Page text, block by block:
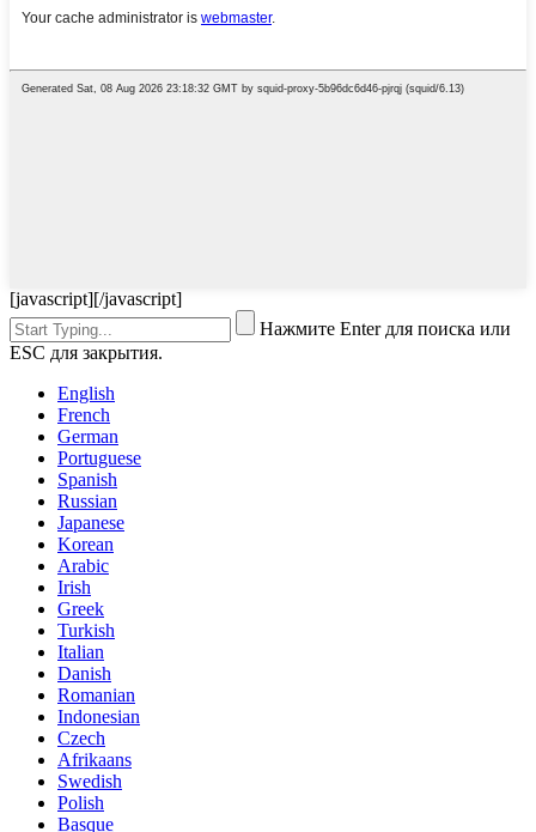
[javascript][/javascript]
Нажмите Enter для поиска или
ESC для закрытия.
English
French
German
Portuguese
Spanish
Russian
Japanese
Korean
Arabic
Irish
Greek
Turkish
Italian
Danish
Romanian
Indonesian
Czech
Afrikaans
Swedish
Polish
Basque